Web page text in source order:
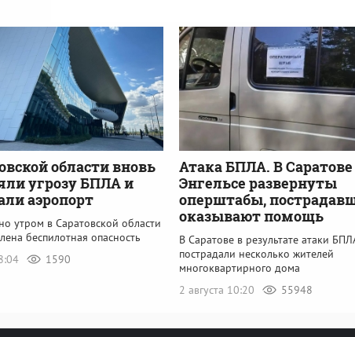
области вновь
угрозу БПЛА и
аэропорт
утром в Саратовской области
беспилотная опасность
1590
Атака БПЛА. В
Энгельсе развернуты
оперштабы,
оказывают помощь
В Саратове в результате атаки
пострадали несколько жителей
многоквартирного дома
2 августа 10:20
55948